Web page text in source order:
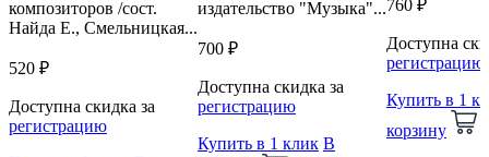
композиторов /сост.
Найда Е., Смельницкая...
520 ₽
Доступна скидка за
регистрацию
издательство "Музыка"...
700 ₽
Доступна скидка за
регистрацию
Купить в 1 клик В
760 ₽
Доступна
регистрацию
Купить в 1
корзину